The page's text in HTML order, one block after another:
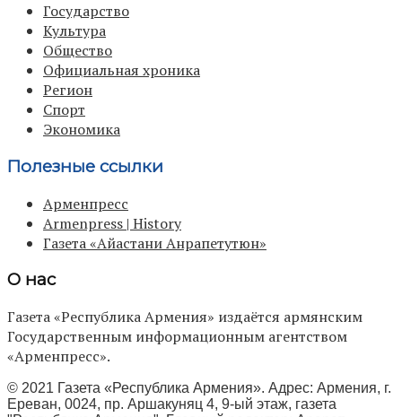
Государство
Культура
Общество
Официальная хроника
Регион
Спорт
Экономика
Полезные ссылки
Арменпресс
Armenpress | History
Газета «Айастани Анрапетутюн»
О нас
Газета «Республика Армения» издаётся армянским
Государственным информационным агентством
«Арменпресс».
© 2021 Газета «Республика Армения». Адрес: Армения, г.
Ереван, 0024, пр. Аршакуняц 4, 9-ый этаж, газета